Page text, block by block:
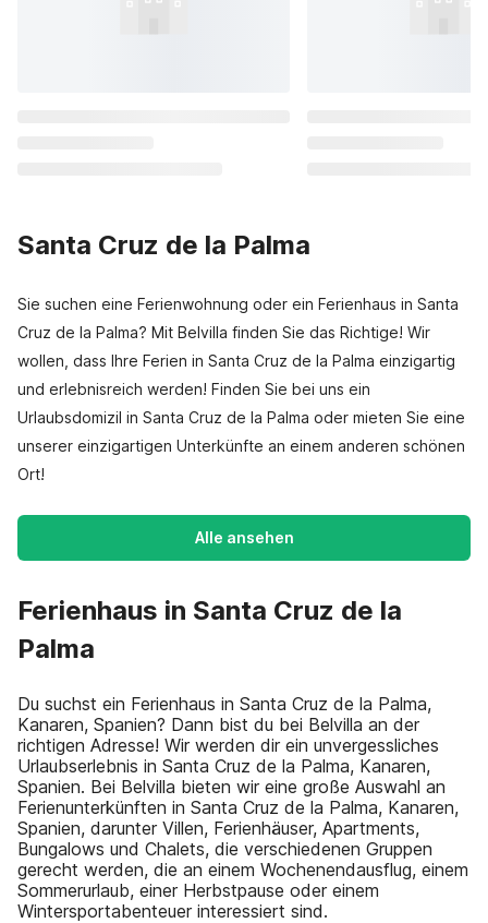
Santa Cruz de la Palma
Sie suchen eine Ferienwohnung oder ein Ferienhaus in Santa
Cruz de la Palma? Mit Belvilla finden Sie das Richtige! Wir
wollen, dass Ihre Ferien in Santa Cruz de la Palma einzigartig
und erlebnisreich werden! Finden Sie bei uns ein
Urlaubsdomizil in Santa Cruz de la Palma oder mieten Sie eine
unserer einzigartigen Unterkünfte an einem anderen schönen
Ort!
Alle ansehen
Ferienhaus in Santa Cruz de la
Palma
Du suchst ein Ferienhaus in Santa Cruz de la Palma,
Kanaren, Spanien? Dann bist du bei Belvilla an der
richtigen Adresse! Wir werden dir ein unvergessliches
Urlaubserlebnis in Santa Cruz de la Palma, Kanaren,
Spanien. Bei Belvilla bieten wir eine große Auswahl an
Ferienunterkünften in Santa Cruz de la Palma, Kanaren,
Spanien, darunter Villen, Ferienhäuser, Apartments,
Bungalows und Chalets, die verschiedenen Gruppen
gerecht werden, die an einem Wochenendausflug, einem
Sommerurlaub, einer Herbstpause oder einem
Wintersportabenteuer interessiert sind.